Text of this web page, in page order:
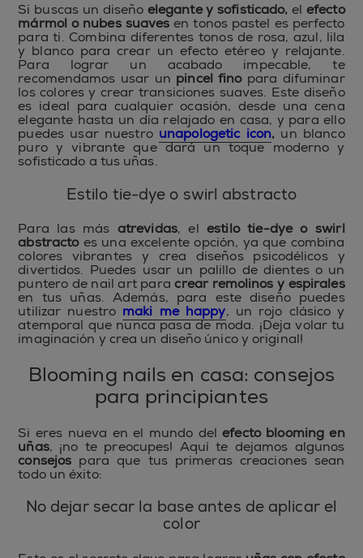
Si buscas un diseño elegante y sofisticado, el efecto
mármol o nubes suaves en tonos pastel es perfecto
para ti. Combina diferentes tonos de rosa, azul, lila
y blanco para crear un efecto etéreo y relajante.
Para lograr un acabado impecable, te
recomendamos usar un pincel finopara difuminar
los colores y crear transiciones suaves. Este diseño
es ideal para cualquier ocasión, desde una cena
elegante hasta un día relajado en casa, y para ello
puedes usar nuestro unapologetic icon, un blanco
puro y vibrante que dará un toque moderno y
sofisticado a tus uñas.
Estilo tie-dye o swirl abstracto
Para las más atrevidas, elestilo tie-dye o swirl
abstractoes una excelente opción, ya que combina
colores vibrantes y crea diseños psicodélicos y
divertidos. Puedes usar un palillo de dientes o un
puntero de nail art paracrear remolinos y espirales
en tus uñas. Además, para este diseño puedes
utilizar nuestro maki me happy, un rojo clásico y
atemporal que nunca pasa de moda. ¡Deja volar tu
imaginación y crea un diseño único y original!
Blooming nails en casa: consejos
para principiantes
Si eres nueva en el mundo delefecto blooming en
uñas, ¡no te preocupes! Aquí te dejamos algunos
consejos para que tus primeras creaciones sean
todo un éxito:
No dejar secar la base antes de aplicar el
color